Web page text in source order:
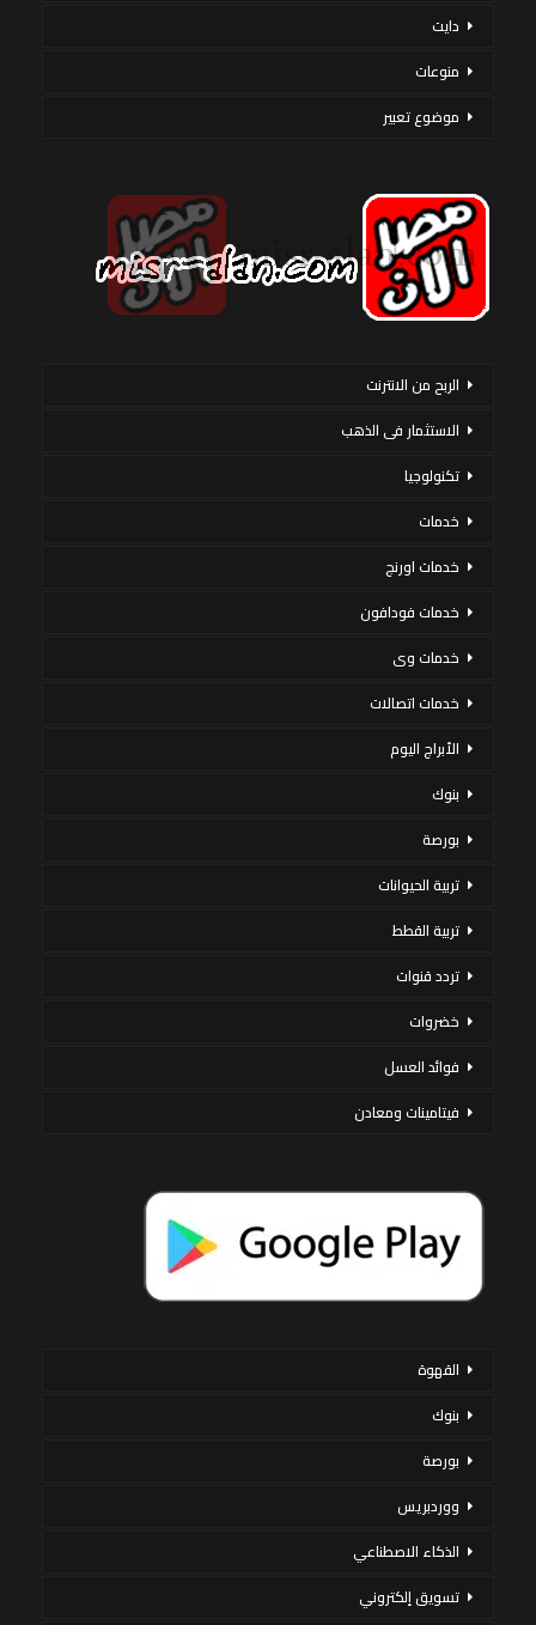
دايت
منوعات
موضوع تعبير
الربح من الانترنت
الاستثمار فى الذهب
تكنولوجيا
خدمات
خدمات اورنج
خدمات فودافون
خدمات وى
خدمات اتصالات
الأبراج اليوم
بنوك
بورصة
تربية الحيوانات
تربية القطط
تردد قنوات
خضروات
فوائد العسل
فيتامينات ومعادن
القهوة
بنوك
بورصة
ووردبريس
الذكاء الاصطناعي
تسويق إلكتروني